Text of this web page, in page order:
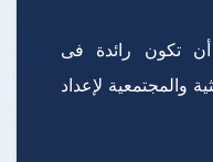
أن تكون رائدة فى
والمجتمعية لإعداد